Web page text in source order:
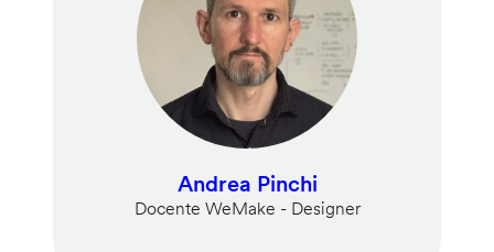
Andrea Pinchi
Docente WeMake - Designer